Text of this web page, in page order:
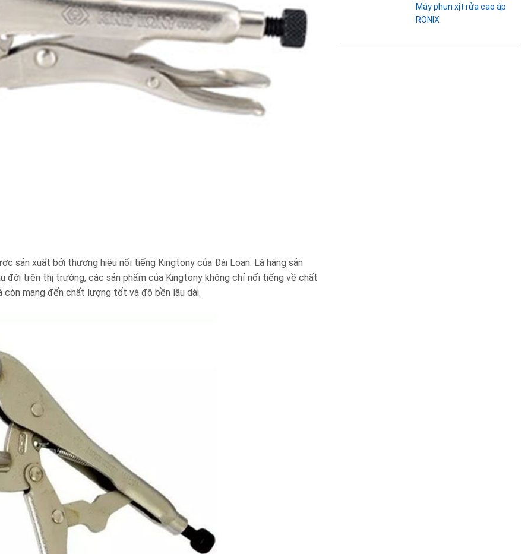
sản xuất bởi thương hiệu nổi tiếng Kingtony của Đài Loan. Là hãng sản
đời trên thị trường, các sản phẩm của Kingtony không chỉ nổi tiếng về chất
mang đến chất lượng tốt và độ bền lâu dài.
Máy phun xịt rửa cao áp
RONIX